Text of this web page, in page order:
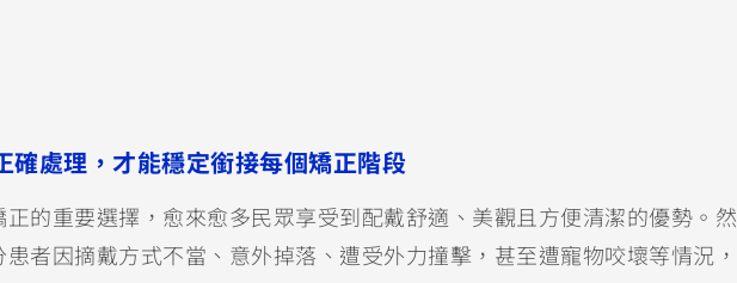
確處理，才能穩定銜接每個矯正階段
的重要選擇，愈來愈多民眾享受到配戴舒適、美觀且方便清潔的優勢。然
者因摘戴方式不當、意外掉落、遭受外力撞擊，甚至遭寵物咬壞等情況，